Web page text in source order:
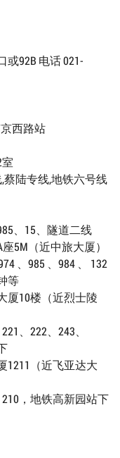
92B 电话 021-
西路站
,蔡陆专线,地铁六号线
、15、隧道二线
5M（近中旅大厦）
、985 、984 、 132
等
厦10楼（近烈士陵
、222、243、
1211（近飞亚达大
210，地铁高新园站下